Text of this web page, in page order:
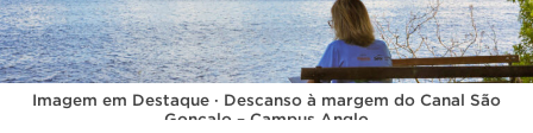
EDITAIS
INTERNACIONAL
OUVIDORIA
Imagem em Destaque · Descanso à margem do Canal São
Gonçalo – Campus Anglo